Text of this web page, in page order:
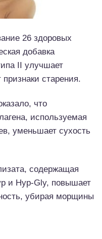
26 здоровых
добавка
II улучшает
старения.
что
используемая
уменьшает сухость
содержащая
и Hyp-Gly, повышает
убирая морщины